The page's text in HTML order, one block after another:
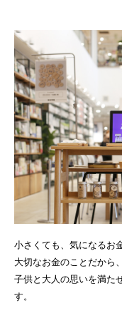
小さくても、気になるお
大切なお金のことだから
子供と大人の思いを満た
す。